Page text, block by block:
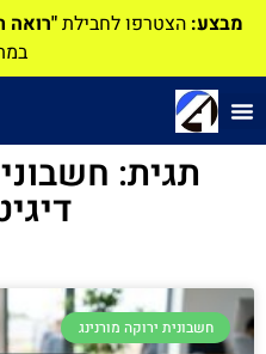
מבצע: הצטרפו לחבילת"רואה
תגית:
חשבונית ירוקה מורנינג